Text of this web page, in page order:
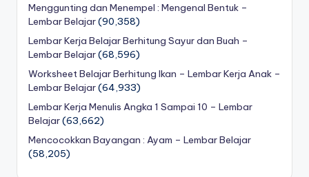
al
is
t
u
n
g
t
untuk
paud
-
worksheet
untuk
anak
tk
b
-
belajar
Menggunting dan Menempel : Mengenal Bentuk –
Lembar Belajar(90,358)
Lembar Kerja Belajar Berhitung Sayur dan Buah –
Lembar Belajar(68,596)
Worksheet Belajar Berhitung Ikan – Lembar Kerja Anak –
Lembar Belajar(64,933)
Lembar Kerja Menulis Angka 1 Sampai 10 – Lembar
Belajar(63,662)
Mencocokkan Bayangan : Ayam – Lembar Belajar
(58,205)